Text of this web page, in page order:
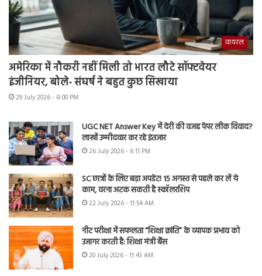
वायरल
अमेरिका में नौकरी नहीं मिली तो भारत लौटे सॉफ्टवेयर
इंजीनियर, बोले- संघर्ष ने बहुत कुछ सिखाया
29 July 2026 - 8:00 PM
UGC NET Answer Key में देरी की वजह पेपर लीक विवाद?
लाखों उम्मीदवार कर रहे इंतजार
26 July 2026 - 6:11 PM
SC छात्रों के लिए बड़ा अपडेट! 15 अगस्त से पहले कर लें ये
काम, वरना अटक सकती है स्कॉलरशिप
22 July 2026 - 11:54 AM
नीट परीक्षा में सफलता “शिक्षा क्रांति” के व्यापक प्रभाव को
उजागर करती है: शिक्षा मंत्री बैंस
20 July 2026 - 11:43 AM